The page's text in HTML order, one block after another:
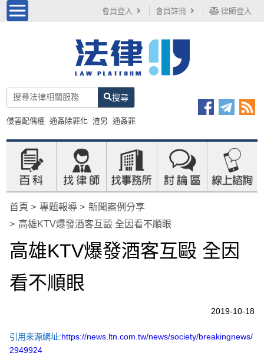
會員登入 會員註冊 律師登入
搜尋
侵害配偶權 通姦除罪化 渣男 通姦罪
首頁 專題報導
新聞案例分享
高雄KTV爆發酒客互毆 全因看不順眼
高雄KTV爆發酒客互毆 全因
看不順眼
2019-10-18
引用來源網址:https://news.ltn.com.tw/news/society/breakingnews/
2949924